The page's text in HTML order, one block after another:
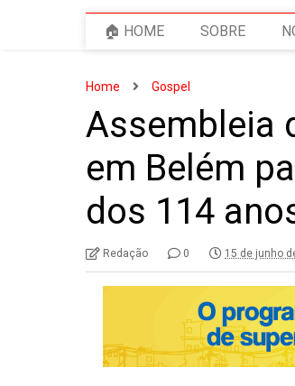
🏠 HOME SOBRE
Home Gospel
Assembleia
em Belém
dos 114
Redação 0 15 de junho